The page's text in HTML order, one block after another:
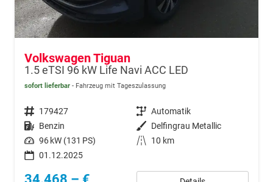
Volkswagen Tiguan
1.5 eTSI 96 kW Life Navi ACC LED
sofort lieferbar Fahrzeug mit Tageszulassung
Fahrzeugnr. 179427 Getriebe Automatik
Kraftstoff Benzin Außenfarbe Delfingrau Metallic
Leistung 96 kW (131 PS) Kilometerstand
10 km
01.12.2025